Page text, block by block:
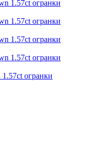
огранки